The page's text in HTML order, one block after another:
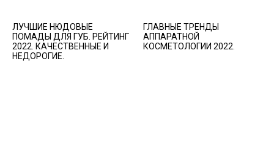
ЛУЧШИЕ НЮДОВЫЕ
ПОМАДЫ ДЛЯ ГУБ. РЕЙТИНГ
2022. КАЧЕСТВЕННЫЕ И
НЕДОРОГИЕ.
ГЛАВНЫЕ ТРЕНДЫ
АППАРАТНОЙ
КОСМЕТОЛОГИИ 2022.